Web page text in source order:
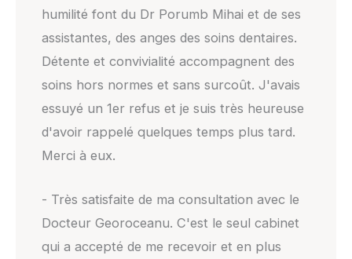
humilité font du Dr Porumb Mihai et de ses
assistantes, des anges des soins dentaires.
Détente et convivialité accompagnent des
soins hors normes et sans surcoût. J'avais
essuyé un 1er refus et je suis très heureuse
d'avoir rappelé quelques temps plus tard.
Merci à eux.
- Très satisfaite de ma consultation avec le
Docteur Georoceanu. C'est le seul cabinet
qui a accepté de me recevoir et en plus